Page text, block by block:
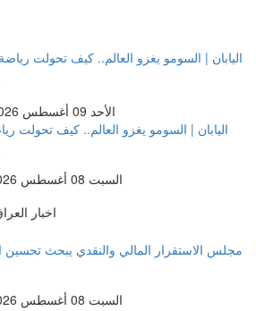
الأحد 09 أغسطس 2026 12:08 صباحاً
اليابان | السومو يغزو العالم.. كيف تحولت
السبت 08 أغسطس 2026 11:52 مساءً
اخبار
مجلس الاستقرار المالي والنقدي يبحث تحسين
السبت 08 أغسطس 2026 10:38 مساءً